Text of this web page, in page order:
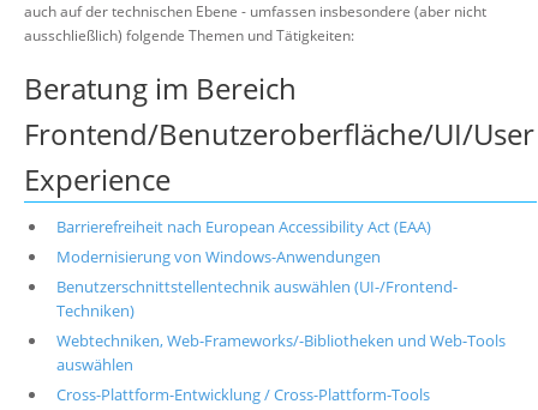
auch auf der technischen Ebene - umfassen insbesondere (aber nicht
ausschließlich) folgende Themen und Tätigkeiten:
Beratung im Bereich
Frontend/Benutzeroberfläche/UI/User
Experience
Barrierefreiheit nach European Accessibility Act (EAA)
Modernisierung von Windows-Anwendungen
Benutzerschnittstellentechnik auswählen (UI-/Frontend-
Techniken)
Webtechniken, Web-Frameworks/-Bibliotheken und Web-Tools
auswählen
Cross-Plattform-Entwicklung / Cross-Plattform-Tools